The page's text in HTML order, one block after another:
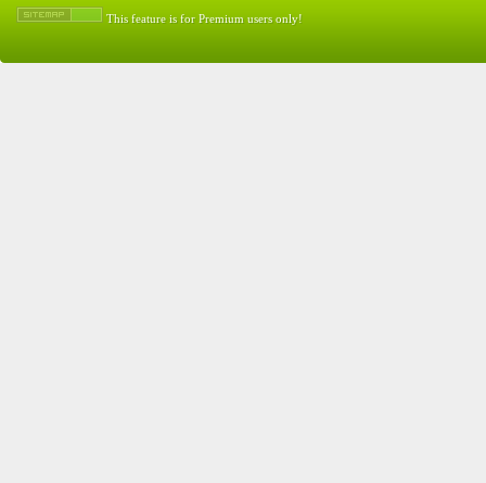
This feature is for Premium users only!